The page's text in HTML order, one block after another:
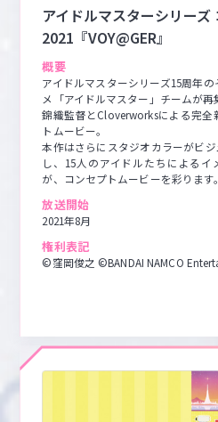
アイドルマスターシリーズ
2021『VOY@GER』
概要
アイドルマスターシリーズ15周年
メ「アイドルマスター」チームが再
錦織監督とCloverworksによる完
トムービー。
本作はさらにスタジオカラーがビ
し、15人のアイドルたちによるイ
が、コンセプトムービーを彩ります。
放送開始
2021年8月
権利表記
©窪岡俊之 ©BANDAI NAMCO